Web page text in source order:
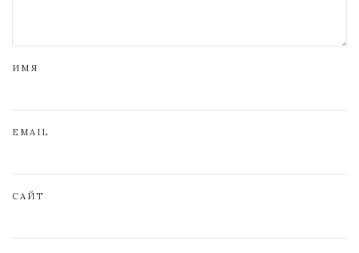
ИМЯ
EMAIL
САЙТ